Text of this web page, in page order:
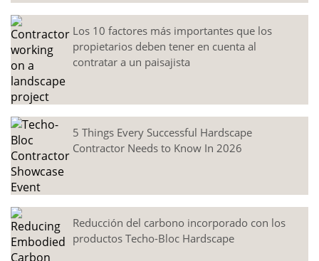
Los 10 factores más importantes que los
propietarios deben tener en cuenta al
contratar a un paisajista
5 Things Every Successful Hardscape
Contractor Needs to Know In 2026
Reducción del carbono incorporado con los
productos Techo-Bloc Hardscape